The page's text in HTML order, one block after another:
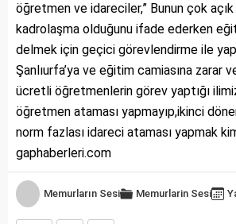
öğretmen ve idareciler,” Bunun çok
kadrolaşma olduğunu ifade ederken
delmek için geçici görevlendirme ile
Şanlıurfa’ya ve eğitim camiasına zarar
ücretli öğretmenlerin görev yaptığı
öğretmen ataması yapmayıp,ikinci
norm fazlası idareci ataması yapmak
gaphaberleri.com
Memurların Sesi Memurlarin Sesi